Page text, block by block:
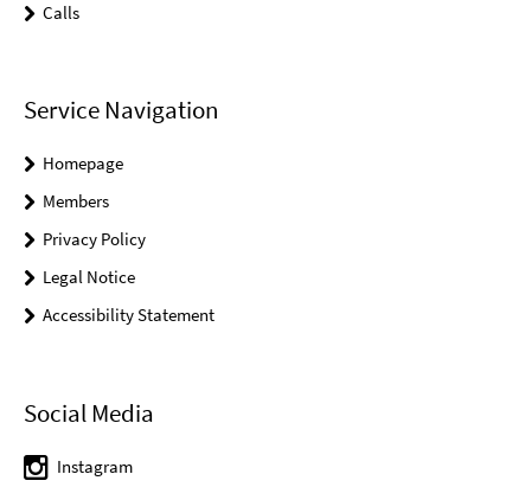
Calls
Service Navigation
Homepage
Members
Privacy Policy
Legal Notice
Accessibility Statement
Social Media
Instagram